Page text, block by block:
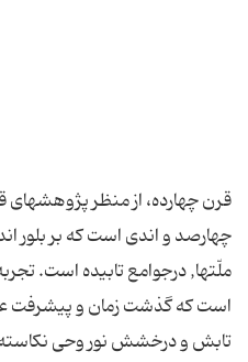
قرن چهارده، از منظر پژوهشهاى
چهارصد و اندى است كه بر بلور
ملّتها, درجوامع تابیده است.
است كه گذشت زمان و پیشرفت
تابش و درخشش نور وحى نكاسته,